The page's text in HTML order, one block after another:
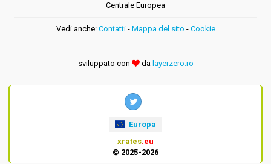
Centrale Europea
Vedi anche: Contatti- Mappa del sito - Cookie
sviluppato con da layerzero.ro
Europa
xrates.eu
© 2025-2026